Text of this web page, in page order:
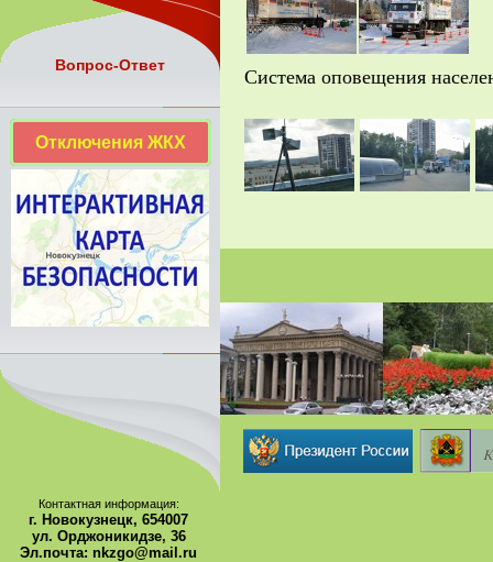
Система оповещения
Вопрос-Ответ
Отключения ЖКХ
Контактная информация:
г. Новокузнецк, 654007
ул. Орджоникидзе, 36
Эл.почта: nkzgo@mail.ru